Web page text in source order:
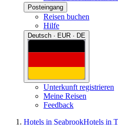
Posteingang
Reisen buchen
Hilfe
Deutsch · EUR · DE
Unterkunft registrieren
Meine Reisen
Feedback
Hotels in SeabrookHotels in